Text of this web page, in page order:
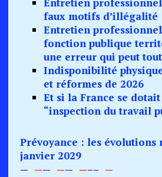
faux motifs d’illégalité
Entretien
fonction publique
une erreur qui peut
Indisponibilité
et réformes de 2026
Et si la France se dotait
“inspection du travail
Prévoyance : les évolutions
janvier 2029
—–——–——–—–––—